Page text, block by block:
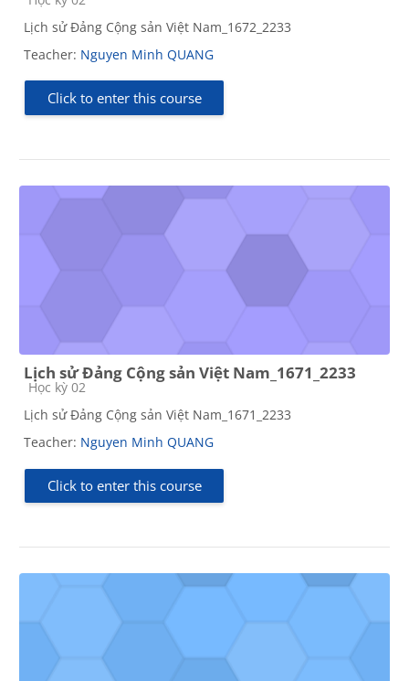
Lịch sử Đảng Cộng sản Việt Nam_1672_2233
Teacher: Nguyen Minh QUANG
Click to enter this course
Lịch sử Đảng Cộng sản Việt Nam_1671_2233
Course category
Học kỳ 02
Lịch sử Đảng Cộng sản Việt Nam_1671_2233
Teacher: Nguyen Minh QUANG
Click to enter this course